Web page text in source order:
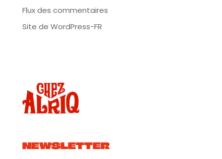
Flux des commentaires
Site de WordPress-FR
NEWSLETTER